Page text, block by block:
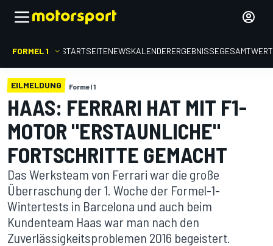
FORMEL 1 STARTSEITENEWSKALENDERERGEBNISSE
EILMELDUNG Formel 1
HAAS: FERRARI HAT MIT F1-
MOTOR "ERSTAUNLICHE"
FORTSCHRITTE GEMACHT
Das Werksteam von Ferrari war die große
Überraschung der 1. Woche der Formel-1-
Wintertests in Barcelona und auch beim
Kundenteam Haas war man nach den
Zuverlässigkeitsproblemen 2016 begeistert.